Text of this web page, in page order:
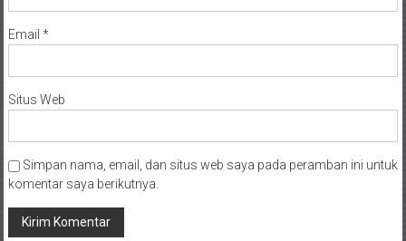
Email *
Situs Web
Simpan nama, email, dan situs web saya pada peramban ini untuk
komentar saya berikutnya.